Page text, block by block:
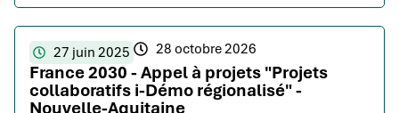
27 juin 2025 28 octobre 2026
France 2030 - Appel à projets "Projets
collaboratifs i-Démo régionalisé" -
Nouvelle-Aquitaine